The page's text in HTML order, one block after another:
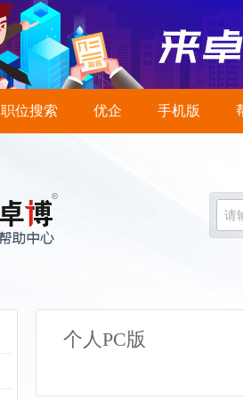
职位搜索 优企 手机版
请
个人PC版